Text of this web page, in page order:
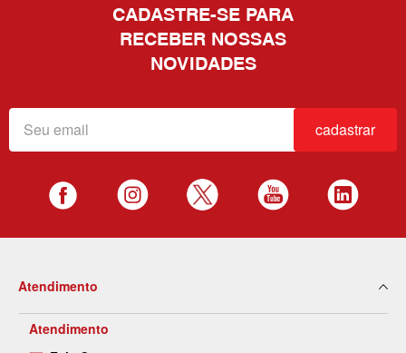
CADASTRE-SE PARA
RECEBER NOSSAS
NOVIDADES
cadastrar
Atendimento
Atendimento